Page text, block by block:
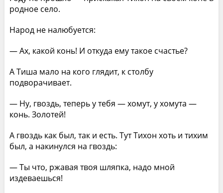
родное село.
Народ не налюбуется:
— Ах, какой конь! И откуда ему такое счастье?
А Тиша мало на кого глядит, к столбу
подворачивает.
— Ну, гвоздь, теперь у тебя — хомут, у хомута —
конь. Золотей!
А гвоздь как был, так и есть. Тут Тихон хоть и тихим
был, а накинулся на гвоздь:
— Ты что, ржавая твоя шляпка, надо мной
издеваешься!